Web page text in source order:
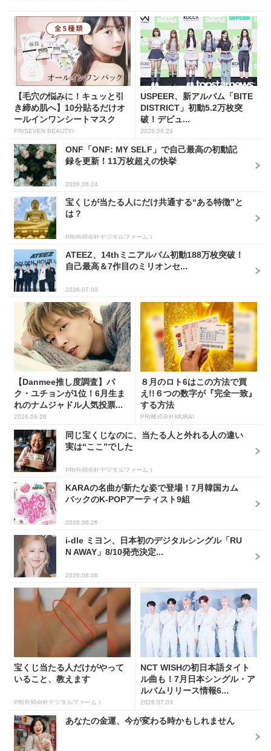
【毛穴の悩みに！キュッと引
き締め肌へ】10分貼るだけオ
ールインワンシートマスク
PR(SEVEN BEAUTY)
USPEER、新アルバム「BITE
DISTRICT」初動5.2万枚突
破！デビュ...
2026.06.24
ONF「ONF: MY SELF」で自己最高の初動記
録を更新！11万枚超えの快挙
2026.06.24
宝くじが当たる人にだけ共通する“ある特徴”と
は？
PR(合同会社デジタルファーム )
ATEEZ、14thミニアルバム初動188万枚突破！
自己最高＆7作目のミリオンセ...
2026.07.03
【Danmee推し度調査】パ
ク・ユチョンが1位！6月生ま
れのナムジャドル人気投票...
2026.06.26
８月のロト6はこの方法で買
え!!６つの数字が『完全一致』
する方法
PR(株式会社MURA)
同じ宝くじなのに、当たる人と外れる人の違い
実は“ここ”でした
PR(合同会社デジタルファーム )
KARAの名曲が新たな姿で登場！7月韓国カム
バックのK-POPアーティスト9組
2026.06.26
i-dle ミヨン、日本初のデジタルシングル「RU
N AWAY」8/10発売決定...
2026.08.06
宝くじ当たる人だけがやって
いること、教えます
PR(合同会社デジタルファーム )
NCT WISHの初日本語タイト
ル曲も！7月日本シングル・ア
ルバムリリース情報6...
2026.07.03
あなたの金運、今が変わる時かもしれません